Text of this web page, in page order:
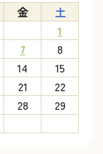
金
土
1
7
8
14
15
21
22
28
29